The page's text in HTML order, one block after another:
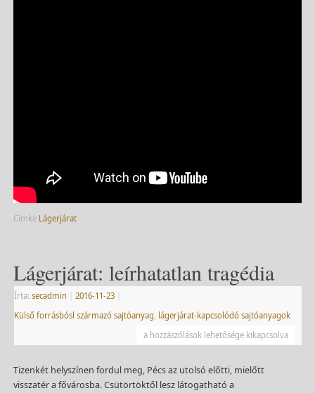
Címke Lágerjárat
Lágerjárat: leírhatatlan tragédia
Írta: secadmin 2016-11-23
Külső forrásbósl származó sajtóanyag, lágerjárat-kapcsolódó sajtóanyagok
a hozzászólások lehetősége kikapcsolva
Tizenkét helyszínen fordul meg, Pécs az utolsó előtti, mielőtt
visszatér a fővárosba. Csütörtöktől lesz látogatható a